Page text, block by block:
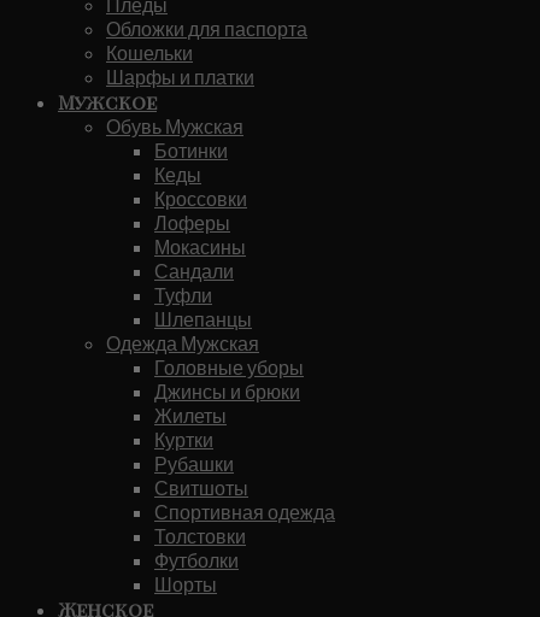
Обложки для паспорта
Кошельки
Шарфы и платки
Мужское
Обувь Мужская
Ботинки
Кеды
Кроссовки
Лоферы
Мокасины
Сандали
Туфли
Шлепанцы
Одежда Мужская
Головные уборы
Джинсы и брюки
Жилеты
Куртки
Рубашки
Свитшоты
Спортивная одежда
Толстовки
Футболки
Шорты
Женское